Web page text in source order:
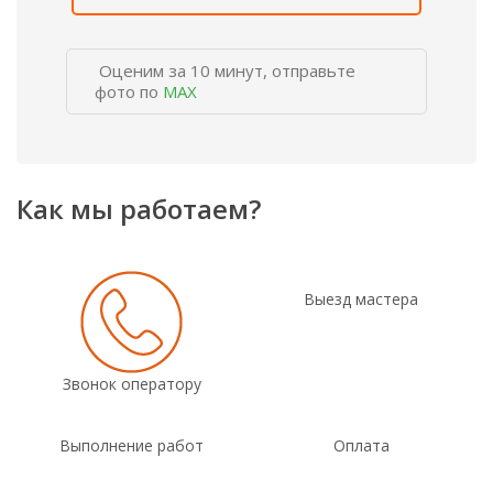
Оценим за 10 минут, отправьте
фото по MAX
Как мы работаем?
Звонок оператору
Выезд мастера
Выполнение работ Оплата